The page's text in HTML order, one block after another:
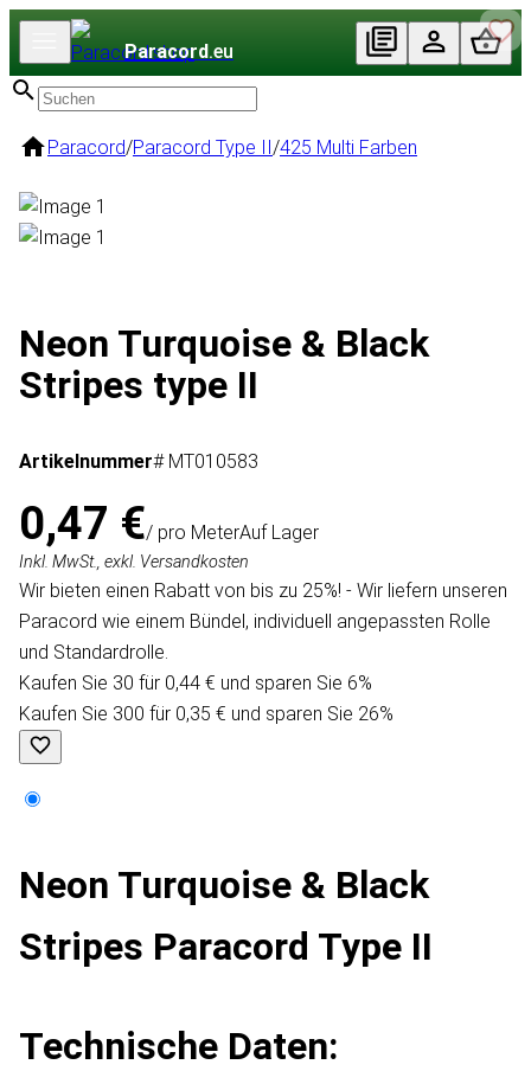
Paracord.eu
Paracord/Paracord Type II/425 Multi Farben
Neon Turquoise & Black
Stripes type II
Artikelnummer# MT010583
0,47 €/ pro MeterAuf Lager
Inkl. MwSt., exkl. Versandkosten
Wir bieten einen Rabatt von bis zu 25%! - Wir liefern unseren
Paracord wie einem Bündel, individuell angepassten Rolle
und Standardrolle.
Kaufen Sie 30 für 0,44 € und sparen Sie 6%
Kaufen Sie 300 für 0,35 € und sparen Sie 26%
Neon Turquoise & Black
Stripes Paracord Type II
Technische Daten: